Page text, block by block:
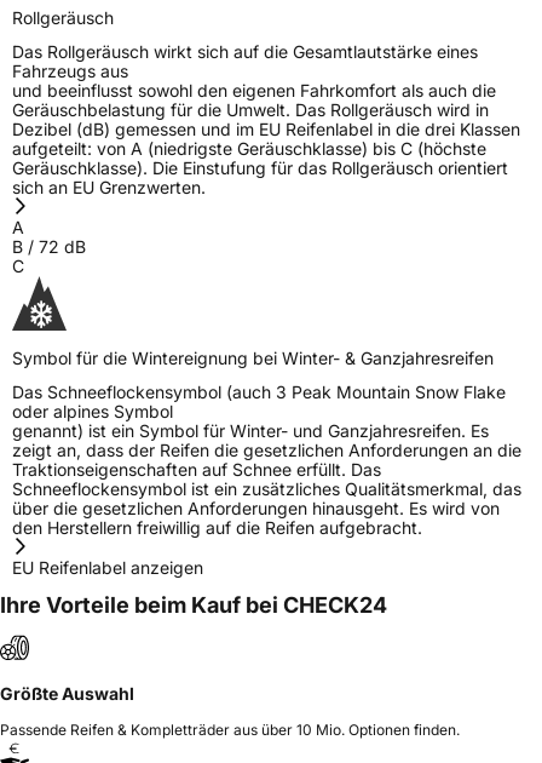
Rollgeräusch
Das Rollgeräusch wirkt sich auf die Gesamtlautstärke eines
Fahrzeugs aus
und beeinflusst sowohl den eigenen Fahrkomfort als auch die
Geräuschbelastung für die Umwelt. Das Rollgeräusch wird in
Dezibel (dB) gemessen und im EU Reifenlabel in die drei Klassen
aufgeteilt: von A (niedrigste Geräuschklasse) bis C (höchste
Geräuschklasse). Die Einstufung für das Rollgeräusch orientiert
sich an EU Grenzwerten.
A
B / 72 dB
C
Symbol für die Wintereignung bei Winter- & Ganzjahresreifen
Das Schneeflockensymbol (auch 3 Peak Mountain Snow Flake
oder alpines Symbol
genannt) ist ein Symbol für Winter- und Ganzjahresreifen. Es
zeigt an, dass der Reifen die gesetzlichen Anforderungen an die
Traktionseigenschaften auf Schnee erfüllt. Das
Schneeflockensymbol ist ein zusätzliches Qualitätsmerkmal, das
über die gesetzlichen Anforderungen hinausgeht. Es wird von
den Herstellern freiwillig auf die Reifen aufgebracht.
EU Reifenlabel anzeigen
Ihre Vorteile beim Kauf bei CHECK24
Größte Auswahl
Passende Reifen & Kompletträder aus über 10 Mio. Optionen finden.